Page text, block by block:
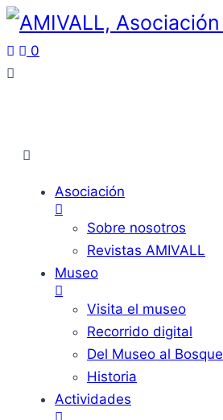
0
Asociación
Sobre nosotros
Revistas AMIVALL
Museo
Visita el museo
Recorrido digital
Del Museo al Bosque
Historia
Actividades